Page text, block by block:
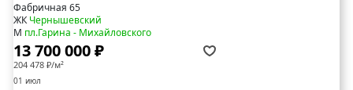
Фабричная 65
ЖКЧернышевский
М пл.Гарина - Михайловского
13 700 000 ₽
204 478 ₽/м²
01 июл